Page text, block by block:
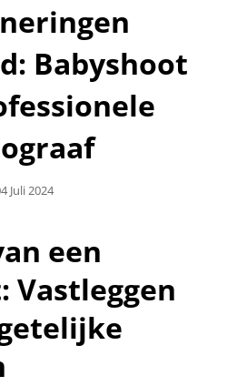
Babyshoot
Juli 2024
een
Vastleggen